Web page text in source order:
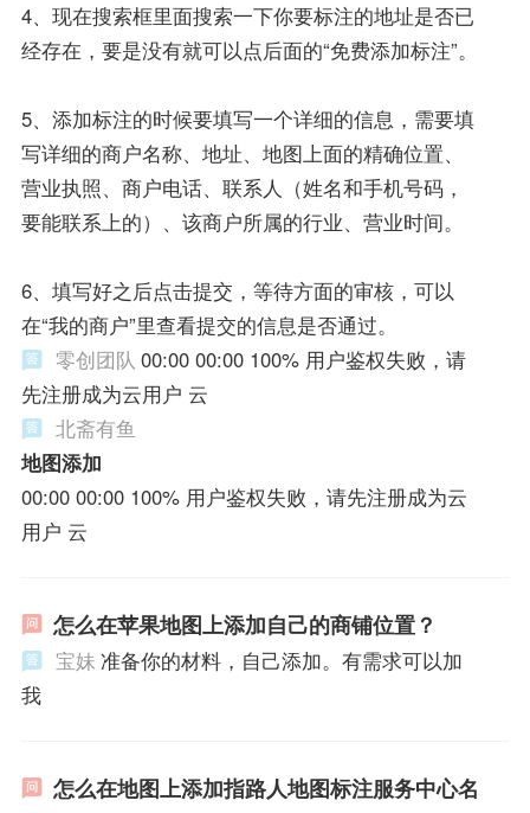
4、现在搜索框里面搜索一下你要标注的地址是否已
经存在，要是没有就可以点后面的“免费添加标注”。
5、添加标注的时候要填写一个详细的信息，需要填
写详细的商户名称、地址、地图上面的精确位置、
营业执照、商户电话、联系人（姓名和手机号码，
要能联系上的）、该商户所属的行业、营业时间。
6、填写好之后点击提交，等待方面的审核，可以
在“我的商户”里查看提交的信息是否通过。
零创团队 00:00 00:00 100% 用户鉴权失败，请
先注册成为云用户 云
北斋有鱼
地图添加
00:00 00:00 100% 用户鉴权失败，请先注册成为云
用户 云
怎么在苹果地图上添加自己的商铺位置？
宝妹 准备你的材料，自己添加。有需求可以加
我
怎么在地图上添加指路人地图标注服务中心名